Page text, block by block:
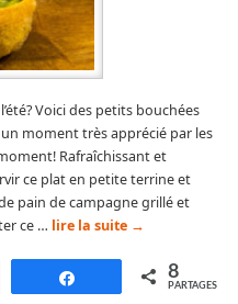
Voici des petits bouchées
moment très apprécié par les
Rafraîchissant et
ce plat en petite terrine et
pain de campagne grillé et
ce … lire la suite →
Partagez 8
PARTAGES